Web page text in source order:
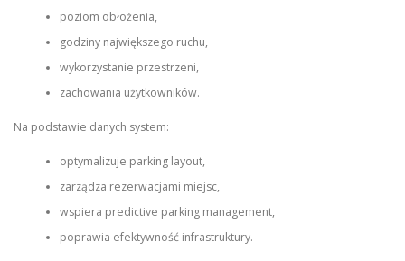
poziom obłożenia,
godziny największego ruchu,
wykorzystanie przestrzeni,
zachowania użytkowników.
Na podstawie danych system:
optymalizuje parking layout,
zarządza rezerwacjami miejsc,
wspiera predictive parking management,
poprawia efektywność infrastruktury.